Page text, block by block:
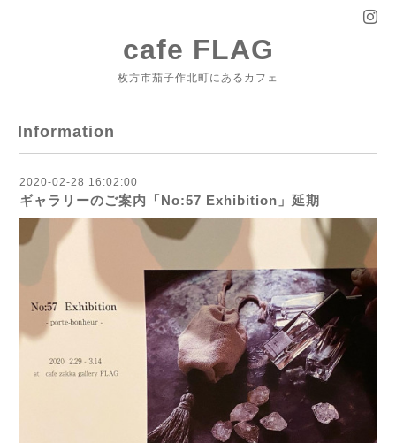
cafe FLAG
枚方市茄子作北町にあるカフェ
Information
2020-02-28 16:02:00
ギャラリーのご案内「No:57 Exhibition」延期